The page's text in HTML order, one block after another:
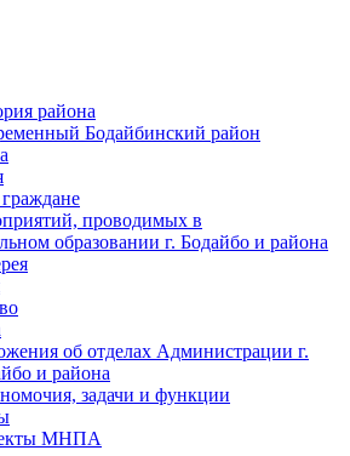
района
Бодайбинский район
проводимых в
образовании г. Бодайбо и района
об отделах Администрации г.
и района
задачи и функции
МНПА